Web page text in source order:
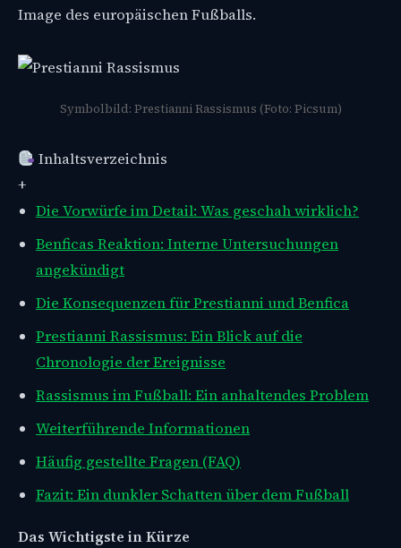
Image des europäischen Fußballs.
Symbolbild: Prestianni Rassismus (Foto: Picsum)
Inhaltsverzeichnis
+
Die Vorwürfe im Detail: Was geschah wirklich?
Benficas Reaktion: Interne Untersuchungen
angekündigt
Die Konsequenzen für Prestianni und Benfica
Prestianni Rassismus: Ein Blick auf die
Chronologie der Ereignisse
Rassismus im Fußball: Ein anhaltendes Problem
Weiterführende Informationen
Häufig gestellte Fragen (FAQ)
Fazit: Ein dunkler Schatten über dem Fußball
Das Wichtigste in Kürze